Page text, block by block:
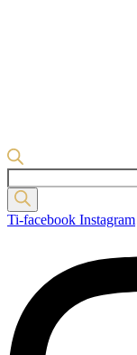
Products
search
Ti-facebook Instagram